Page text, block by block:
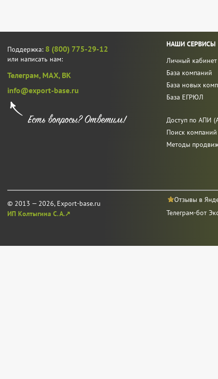
Поддержка: 8 (800) 775-29-12
или написать нам:
Телеграм, MAX, ВК
info@export-base.ru
© 2013 — 2026, Export-base.ru
ИП Колтыгина С. А.↗
НАШИ СЕРВИСЫ
Личный кабинет
База компаний
База новых
База ЕГРЮЛ
Доступ по АПИ
Поиск
Методы
Отзывы в
Телеграм-бот